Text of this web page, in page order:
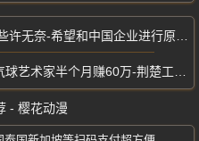
希望和中国企业进行原创设计上的交流
半个月赚60万-荆楚工匠手艺创奇迹
- 樱花动漫